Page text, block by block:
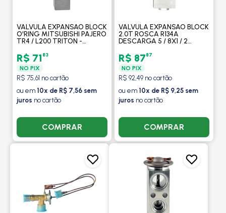
VALVULA EXPANSAO BLOCK
O'RING MITSUBISHI PAJERO
TR4 / L200 TRITON -
R$ 71 83
NO PIX
R$ 75,61 no cartão
ou em 10x de R$ 7,56 sem
juros no cartão
COMPRAR
VALVULA EXPANSAO BLOCK
2.0T ROSCA R134A
DESCARGA 5 / 8X1 / 2
PROCOOLER
R$ 8787
NO PIX
R$ 92,49 no cartão
ou em 10x de R$ 9,25 sem
juros no cartão
COMPRAR